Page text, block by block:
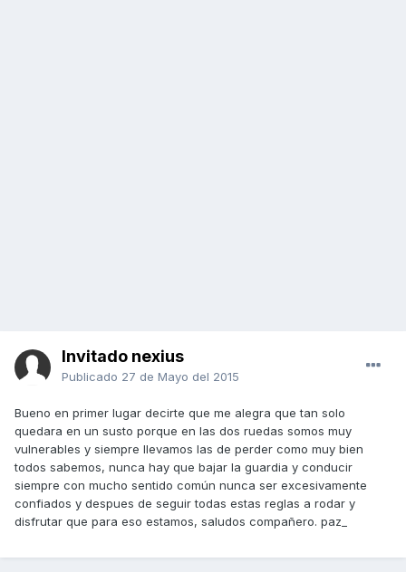
Invitado nexius
Publicado 27 de Mayo del 2015
Bueno en primer lugar decirte que me alegra que tan solo
quedara en un susto porque en las dos ruedas somos muy
vulnerables y siempre llevamos las de perder como muy bien
todos sabemos, nunca hay que bajar la guardia y conducir
siempre con mucho sentido común nunca ser excesivamente
confiados y despues de seguir todas estas reglas a rodar y
disfrutar que para eso estamos, saludos compañero. paz_